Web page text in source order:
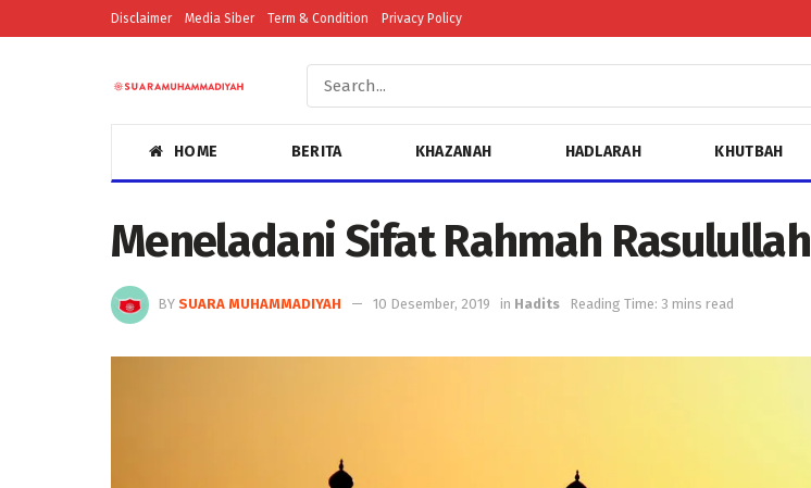
Disclaimer Media Siber Term & Condition Privacy Policy
HOME BERITA KHAZANAH HADLARAH KHUTBAH
Meneladani Sifat Rahmah Rasulullah
BY SUARA MUHAMMADIYAH 10 Desember, 2019 in Hadits Reading Time: 3 mins read